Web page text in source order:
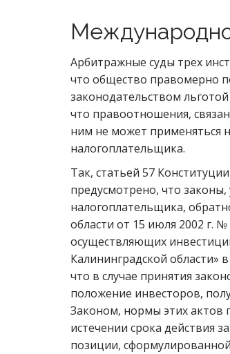
Арбитражные суды трех
что общество правомерно
законодательством
что правоотношения,
ним не может применяться
налогоплательщика.
Так, статьей 57
предусмотрено, что
налогоплательщика,
области от 15 июля 2002 г.
осуществляющих
Калининградской области»
что в случае принятия
положение инвесторов,
Законом, нормы этих актов
истечении срока действия
позиции,